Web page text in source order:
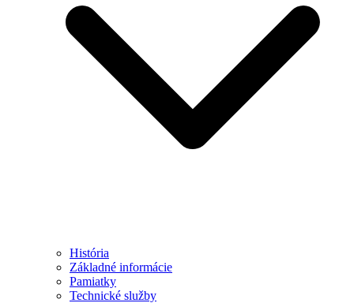
História
Základné informácie
Pamiatky
Technické služby